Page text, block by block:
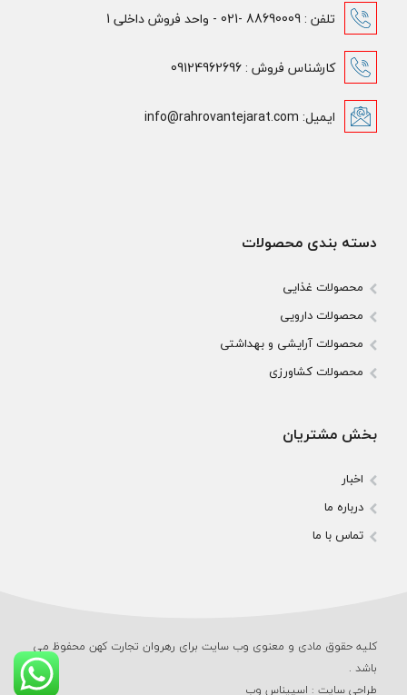
تلفن : 88690009 -021 - واحد فروش داخلی 1
کارشناس فروش : 09124962696
ایمیل: info@rahrovantejarat.com
دسته بندی محصولات
محصولات غذایی
محصولات دارویی
محصولات آرایشی و بهداشتی
محصولات کشاورزی
بخش مشتریان
اخبار
درباره ما
تماس با ما
کلیه حقوق مادی و معنوی وب‌ سایت برای رهروان تجارت کهن محفوظ می‌
باشد .
طراحی سایت: اسپیناس وب